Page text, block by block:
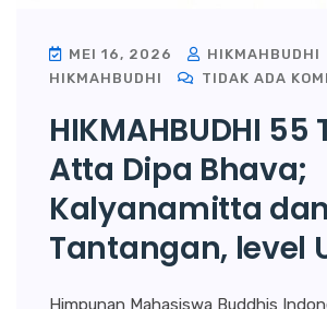
MEI 16, 2026
HIKMAHBUDHI
HIKMAHBUDHI
TIDAK ADA
HIKMAHBUDHI 55
Atta Dipa Bhava;
Kalyanamitta dan
Tantangan, level
Himpunan Mahasiswa Buddhis